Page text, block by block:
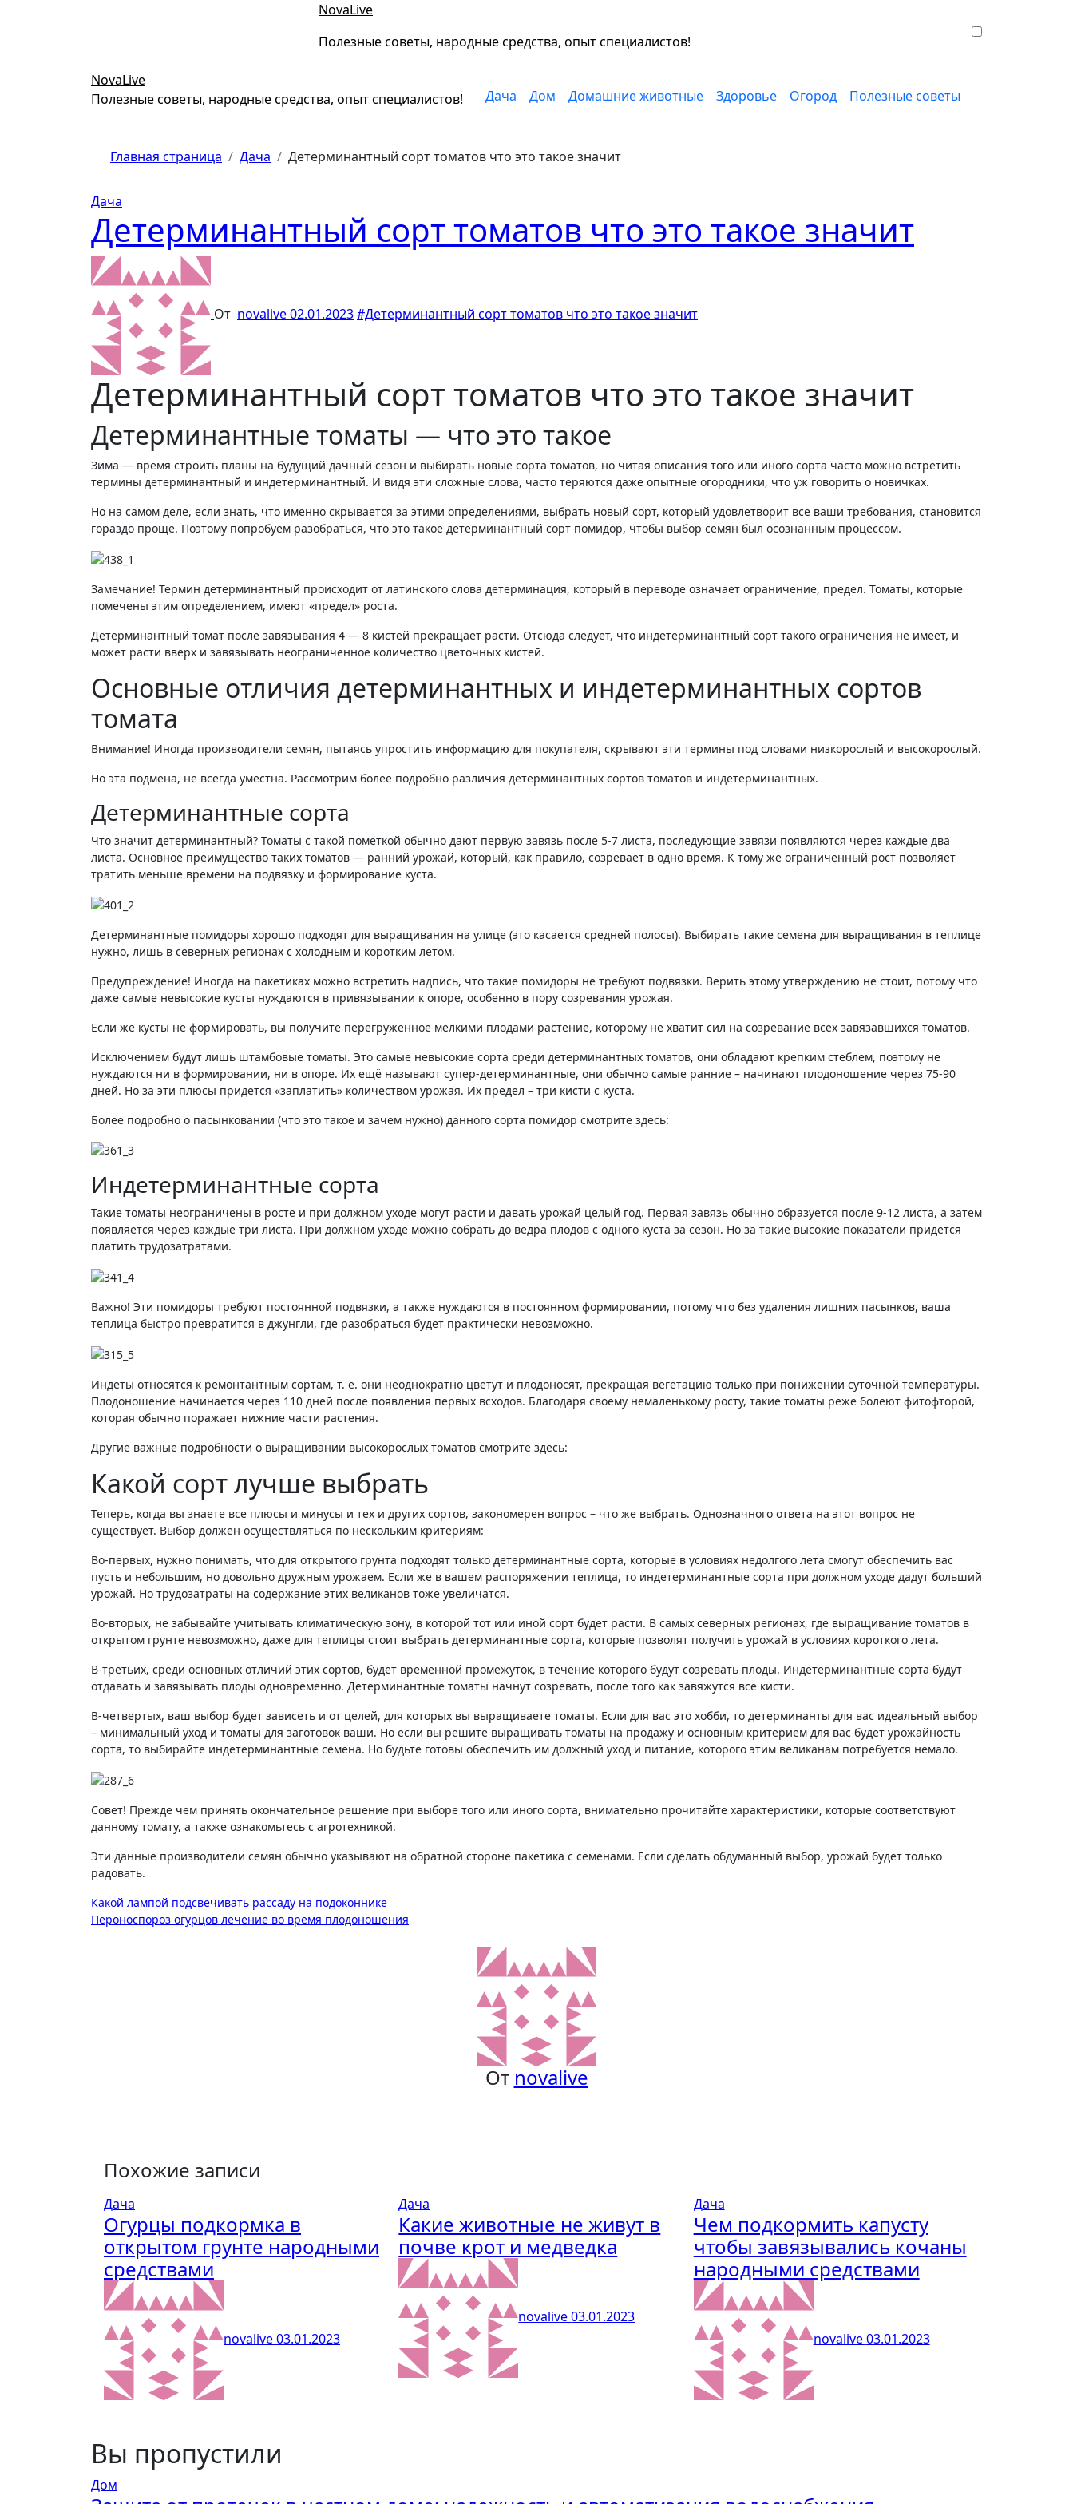
NovaLive
Полезные советы, народные средства, опыт специалистов!
NovaLive
Полезные советы, народные средства, опыт специалистов!
Дача Дом Домашние животные Здоровье Огород Полезные советы
Главная страница Дача Детерминантный сорт томатов что это такое значит
Дача
Детерминантный сорт томатов что это такое значит
От novalive02.01.2023#Детерминантный сорт томатов что это такое значит
Детерминантный сорт томатов что это такое значит
Детерминантные томаты — что это такое
Зима — время строить планы на будущий дачный сезон и выбирать новые сорта томатов, но читая описания того или иного сорта часто можно встретить
термины детерминантный и индетерминантный. И видя эти сложные слова, часто теряются даже опытные огородники, что уж говорить о новичках.
Но на самом деле, если знать, что именно скрывается за этими определениями, выбрать новый сорт, который удовлетворит все ваши требования, становится
гораздо проще. Поэтому попробуем разобраться, что это такое детерминантный сорт помидор, чтобы выбор семян был осознанным процессом.
Замечание! Термин детерминантный происходит от латинского слова детерминация, который в переводе означает ограничение, предел. Томаты, которые
помечены этим определением, имеют «предел» роста.
Детерминантный томат после завязывания 4 — 8 кистей прекращает расти. Отсюда следует, что индетерминантный сорт такого ограничения не имеет, и
может расти вверх и завязывать неограниченное количество цветочных кистей.
Основные отличия детерминантных и индетерминантных сортов
томата
Внимание! Иногда производители семян, пытаясь упростить информацию для покупателя, скрывают эти термины под словами низкорослый и высокорослый.
Но эта подмена, не всегда уместна. Рассмотрим более подробно различия детерминантных сортов томатов и индетерминантных.
Детерминантные сорта
Что значит детерминантный? Томаты с такой пометкой обычно дают первую завязь после 5-7 листа, последующие завязи появляются через каждые два
листа. Основное преимущество таких томатов — ранний урожай, который, как правило, созревает в одно время. К тому же ограниченный рост позволяет
тратить меньше времени на подвязку и формирование куста.
Детерминантные помидоры хорошо подходят для выращивания на улице (это касается средней полосы). Выбирать такие семена для выращивания в теплице
нужно, лишь в северных регионах с холодным и коротким летом.
Предупреждение! Иногда на пакетиках можно встретить надпись, что такие помидоры не требуют подвязки. Верить этому утверждению не стоит, потому что
даже самые невысокие кусты нуждаются в привязывании к опоре, особенно в пору созревания урожая.
Если же кусты не формировать, вы получите перегруженное мелкими плодами растение, которому не хватит сил на созревание всех завязавшихся томатов.
Исключением будут лишь штамбовые томаты. Это самые невысокие сорта среди детерминантных томатов, они обладают крепким стеблем, поэтому не
нуждаются ни в формировании, ни в опоре. Их ещё называют супер-детерминантные, они обычно самые ранние – начинают плодоношение через 75-90
дней. Но за эти плюсы придется «заплатить» количеством урожая. Их предел – три кисти с куста.
Более подробно о пасынковании (что это такое и зачем нужно) данного сорта помидор смотрите здесь:
Индетерминантные сорта
Такие томаты неограничены в росте и при должном уходе могут расти и давать урожай целый год. Первая завязь обычно образуется после 9-12 листа, а затем
появляется через каждые три листа. При должном уходе можно собрать до ведра плодов с одного куста за сезон. Но за такие высокие показатели придется
платить трудозатратами.
Важно! Эти помидоры требуют постоянной подвязки, а также нуждаются в постоянном формировании, потому что без удаления лишних пасынков, ваша
теплица быстро превратится в джунгли, где разобраться будет практически невозможно.
Индеты относятся к ремонтантным сортам, т. е. они неоднократно цветут и плодоносят, прекращая вегетацию только при понижении суточной температуры.
Плодоношение начинается через 110 дней после появления первых всходов. Благодаря своему немаленькому росту, такие томаты реже болеют фитофторой,
которая обычно поражает нижние части растения.
Другие важные подробности о выращивании высокорослых томатов смотрите здесь:
Какой сорт лучше выбрать
Теперь, когда вы знаете все плюсы и минусы и тех и других сортов, закономерен вопрос – что же выбрать. Однозначного ответа на этот вопрос не
существует. Выбор должен осуществляться по нескольким критериям:
Во-первых, нужно понимать, что для открытого грунта подходят только детерминантные сорта, которые в условиях недолгого лета смогут обеспечить вас
пусть и небольшим, но довольно дружным урожаем. Если же в вашем распоряжении теплица, то индетерминантные сорта при должном уходе дадут больший
урожай. Но трудозатраты на содержание этих великанов тоже увеличатся.
Во-вторых, не забывайте учитывать климатическую зону, в которой тот или иной сорт будет расти. В самых северных регионах, где выращивание томатов в
открытом грунте невозможно, даже для теплицы стоит выбрать детерминантные сорта, которые позволят получить урожай в условиях короткого лета.
В-третьих, среди основных отличий этих сортов, будет временной промежуток, в течение которого будут созревать плоды. Индетерминантные сорта будут
отдавать и завязывать плоды одновременно. Детерминантные томаты начнут созревать, после того как завяжутся все кисти.
В-четвертых, ваш выбор будет зависеть и от целей, для которых вы выращиваете томаты. Если для вас это хобби, то детерминанты для вас идеальный выбор
– минимальный уход и томаты для заготовок ваши. Но если вы решите выращивать томаты на продажу и основным критерием для вас будет урожайность
сорта, то выбирайте индетерминантные семена. Но будьте готовы обеспечить им должный уход и питание, которого этим великанам потребуется немало.
Совет! Прежде чем принять окончательное решение при выборе того или иного сорта, внимательно прочитайте характеристики, которые соответствуют
данному томату, а также ознакомьтесь с агротехникой.
Эти данные производители семян обычно указывают на обратной стороне пакетика с семенами. Если сделать обдуманный выбор, урожай будет только
радовать.
Навигация
по
Какой лампой подсвечивать рассаду на подоконнике
Пероноспороз огурцов лечение во время плодоношения
От novalive
Похожие записи
Дача
Огурцы подкормка в
открытом грунте народными
средствами
novalive03.01.2023
Дача
Какие животные не живут в
почве крот и медведка
novalive03.01.2023
Дача
Чем подкормить капусту
чтобы завязывались кочаны
народными средствами
novalive03.01.2023
Вы пропустили
Дом